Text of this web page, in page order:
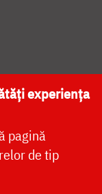
NAȚIONALĂ
experiența
pagină
de tip